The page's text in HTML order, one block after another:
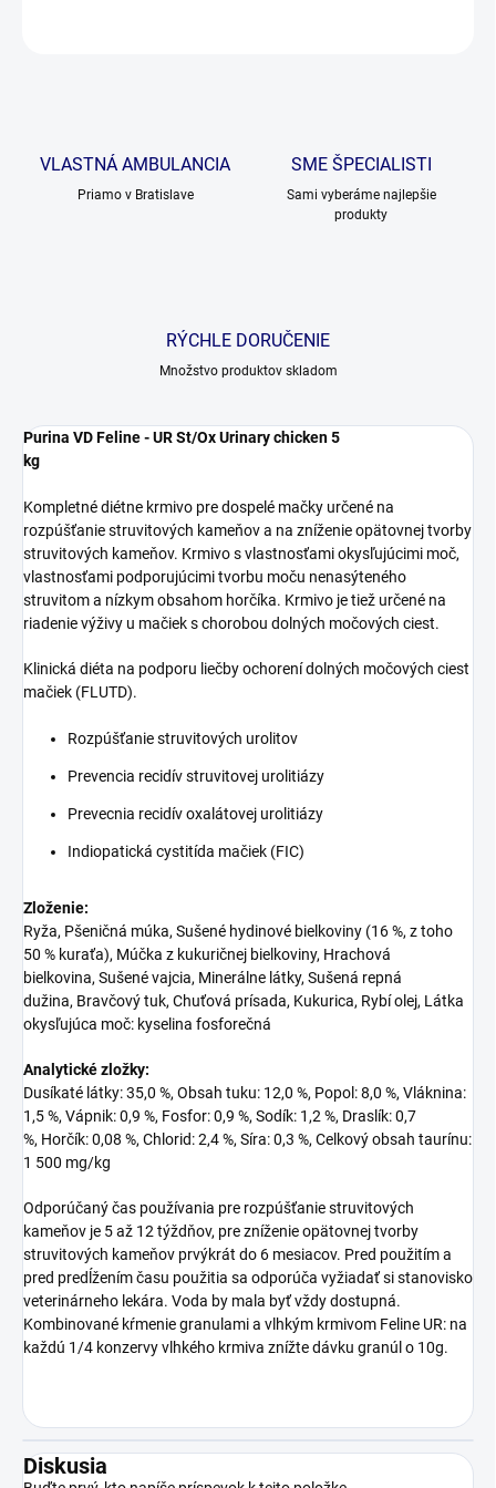
VLASTNÁ AMBULANCIA
Priamo v Bratislave
SME ŠPECIALISTI
Sami vyberáme najlepšie
produkty
RÝCHLE DORUČENIE
Množstvo produktov skladom
Purina VD Feline - UR St/Ox Urinary chicken 5
kg
Kompletné diétne krmivo pre dospelé mačky určené na
rozpúšťanie struvitových kameňov a na zníženie opätovnej tvorby
struvitových kameňov. Krmivo s vlastnosťami okysľujúcimi moč,
vlastnosťami podporujúcimi tvorbu moču nenasýteného
struvitom a nízkym obsahom horčíka. Krmivo je tiež určené na
riadenie výživy u mačiek s chorobou dolných močových ciest.
Klinická diéta na podporu liečby ochorení dolných močových ciest
mačiek (FLUTD).
Rozpúšťanie struvitových urolitov
Prevencia recidív struvitovej urolitiázy
Prevecnia recidív oxalátovej urolitiázy
Indiopatická cystitída mačiek (FIC)
Zloženie:
Ryža, Pšeničná múka, Sušené hydinové bielkoviny (16 %, z toho
50 % kuraťa), Múčka z kukuričnej bielkoviny, Hrachová
bielkovina, Sušené vajcia, Minerálne látky, Sušená repná
dužina, Bravčový tuk, Chuťová prísada, Kukurica, Rybí olej, Látka
okysľujúca moč: kyselina fosforečná
Analytické zložky:
Dusíkaté látky: 35,0 %, Obsah tuku: 12,0 %, Popol: 8,0 %, Vláknina:
1,5 %, Vápnik: 0,9 %, Fosfor: 0,9 %, Sodík: 1,2 %, Draslík: 0,7
%, Horčík: 0,08 %, Chlorid: 2,4 %, Síra: 0,3 %, Celkový obsah taurínu:
1 500 mg/kg
Odporúčaný čas používania pre rozpúšťanie struvitových
kameňov je 5 až 12 týždňov, pre zníženie opätovnej tvorby
struvitových kameňov prvýkrát do 6 mesiacov. Pred použitím a
pred predĺžením času použitia sa odporúča vyžiadať si stanovisko
veterinárneho lekára. Voda by mala byť vždy dostupná.
Kombinované kŕmenie granulami a vlhkým krmivom Feline UR: na
každú 1/4 konzervy vlhkého krmiva znížte dávku granúl o 10g.
Diskusia